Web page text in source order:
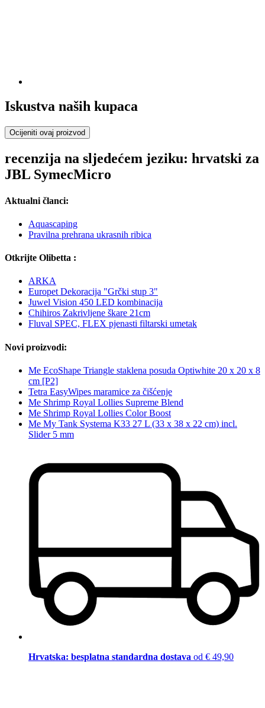
Iskustva naših kupaca
Ocijeniti ovaj proizvod
recenzija na sljedećem jeziku: hrvatski za
JBL SymecMicro
Aktualni članci:
Aquascaping
Pravilna prehrana ukrasnih ribica
Otkrijte Olibetta :
ARKA
Europet Dekoracija "Grčki stup 3"
Juwel Vision 450 LED kombinacija
Chihiros Zakrivljene škare 21cm
Fluval SPEC, FLEX pjenasti filtarski umetak
Novi proizvodi:
Me EcoShape Triangle staklena posuda Optiwhite 20 x 20 x 8
cm [P2]
Tetra EasyWipes maramice za čišćenje
Me Shrimp Royal Lollies Supreme Blend
Me Shrimp Royal Lollies Color Boost
Me My Tank Systema K33 27 L (33 x 38 x 22 cm) incl.
Slider 5 mm
Hrvatska: besplatna standardna dostava od € 49,90